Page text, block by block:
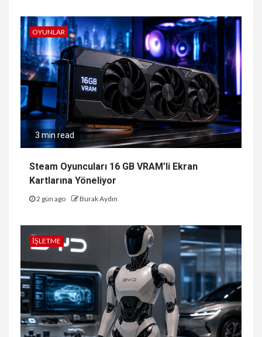
OYUNLAR
3 min read
Steam Oyuncuları 16 GB VRAM’li Ekran
Kartlarına Yöneliyor
2 gün ago Burak Aydın
İŞLETME